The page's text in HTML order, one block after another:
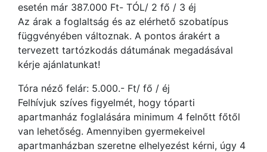
esetén már 387.000 Ft- TÓL/ 2 fő / 3 éj
Az árak a foglaltság és az elérhető szobatípus
függvényében változnak. A pontos árakért a
tervezett tartózkodás dátumának megadásával
kérje ajánlatunkat!
Tóra néző felár: 5.000.- Ft/ fő / éj
Felhívjuk szíves figyelmét, hogy tóparti
apartmanház foglalására minimum 4 felnőtt főtől
van lehetőség. Amennyiben gyermekeivel
apartmanházban szeretne elhelyezést kérni, úgy 4